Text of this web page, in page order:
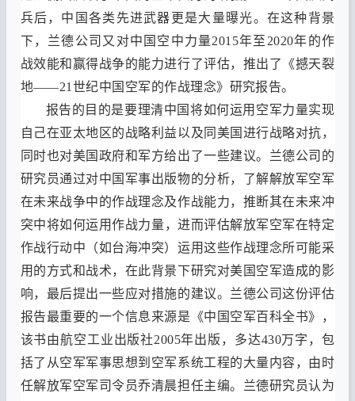
兵后， 中国各类先进武器更是大量曝光。 在这种背景
下 ， 兰德公司又对中国空中力量2015年至2020年的作
战效能和赢得战争的能力进行了评估， 推出了 《撼天裂
地——21世纪中国空军的作战理念》 研究报告。
报告的目的是要理清中国将如何运用空军力量实现
自己在亚太地区的战略利益以及同美国进行战略对抗，
同时也对美国政府和军方给出了一些建议。 兰德公司的
研究员通过对中国军事出版物的分析，
了解解放军空军
在未来战争中的作战理念及作战能力， 推断其在未来冲
突中将如何运用作战力量 ，进而评估解放军空军在特定
作战行动中 （如台海冲突）运用这些作战理念所可能采
用的方式和战术， 在此背景下研究对美国空军造成的影
响 ， 最后提出一些应对措施的建议。 兰德公司这份评估
报告最重要的一个信息来源是 《中国空军百科全书》，
该书由航空工业出版社2005年出版 ， 多达430万字 ，包
括了从空军军事思想到空军系统工程的大量内容， 由时
任解放军空军司令员乔清晨担任主编。 兰德研究员认为